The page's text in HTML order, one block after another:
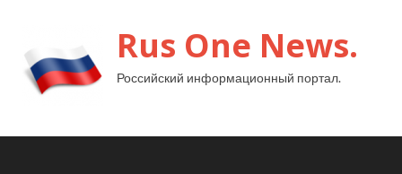
Rus One News.
Российский информационный портал.